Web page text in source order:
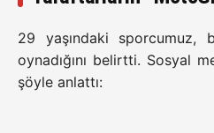
29 yaşındaki sporcumuz,
oynadığını belirtti. Sosyal
şöyle anlattı: